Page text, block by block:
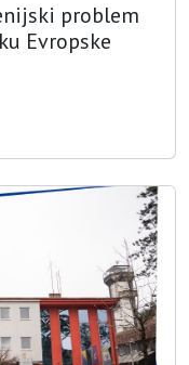
problem
Evropske